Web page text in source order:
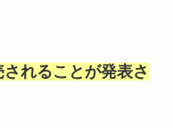
れることが発表さ